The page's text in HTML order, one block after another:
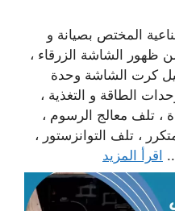
المختص بصيانة و
ظهور الشاشة الزرقاء ،
كرت الشاشة وحدة
الطاقة و التغذية ،
، تلف معالج الرسوم ،
، تلف التوانزستور ،
اقرأ المزيد